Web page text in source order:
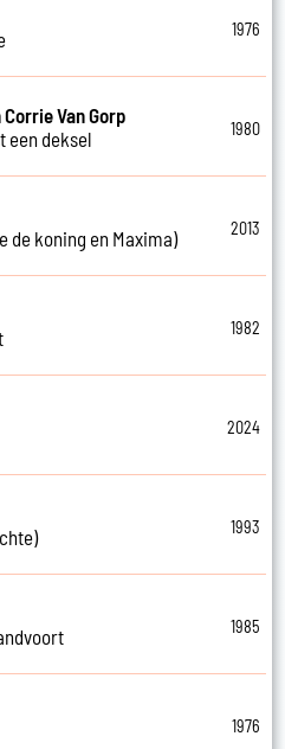
1976
Van Gorp
een deksel
1980
de koning en Maxima)
2013
1982
2024
1993
1985
1976